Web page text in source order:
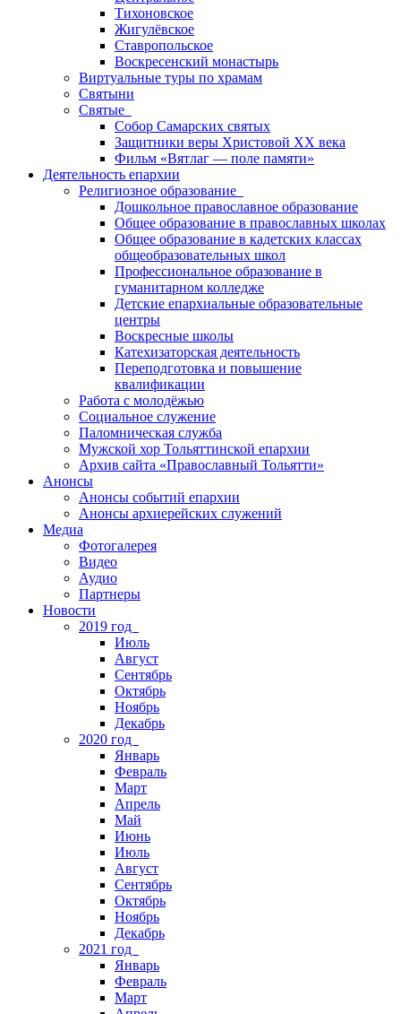
Тихоновское
Жигулёвское
Ставропольское
Воскресенский монастырь
Виртуальные туры по храмам
Святыни
Святые
Собор Самарских святых
Защитники веры Христовой XX века
Фильм «Вятлаг — поле памяти»
Деятельность епархии
Религиозное образование
Дошкольное православное образование
Общее образование в православных школах
Общее образование в кадетских классах
общеобразовательных школ
Профессиональное образование в
гуманитарном колледже
Детские епархиальные образовательные
центры
Воскресные школы
Катехизаторская деятельность
Переподготовка и повышение
квалификации
Работа с молодёжью
Социальное служение
Паломническая служба
Мужской хор Тольяттинской епархии
Архив сайта «Православный Тольятти»
Анонсы
Анонсы событий епархии
Анонсы архиерейских служений
Медиа
Фотогалерея
Видео
Аудио
Партнеры
Новости
2019 год
Июль
Август
Сентябрь
Октябрь
Ноябрь
Декабрь
2020 год
Январь
Февраль
Март
Апрель
Май
Июнь
Июль
Август
Сентябрь
Октябрь
Ноябрь
Декабрь
2021 год
Январь
Февраль
Март